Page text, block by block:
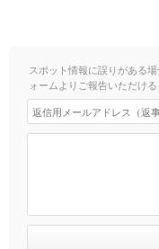
スポット情報に誤りがある
ォームよりご報告いただける